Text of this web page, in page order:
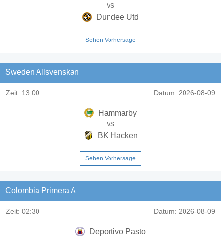
vs
Dundee Utd
Sehen Vorhersage
Sweden Allsvenskan
Zeit: 13:00 Datum: 2026-08-09
Hammarby
vs
BK Hacken
Sehen Vorhersage
Colombia Primera A
Zeit: 02:30 Datum: 2026-08-09
Deportivo Pasto